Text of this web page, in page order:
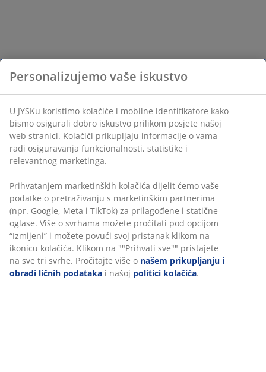
Personalizujemo vaše iskustvo
U JYSKu koristimo kolačiće i mobilne identifikatore kako
bismo osigurali dobro iskustvo prilikom posjete našoj
web stranici. Kolačići prikupljaju informacije o vama
radi osiguravanja funkcionalnosti, statistike i
relevantnog marketinga.
Prihvatanjem marketinških kolačića dijelit ćemo vaše
podatke o pretraživanju s marketinškim partnerima
(npr. Google, Meta i TikTok) za prilagođene i statične
oglase. Više o svrhama možete pročitati pod opcijom
“Izmijeni” i možete povući svoj pristanak klikom na
ikonicu kolačića. Klikom na ""Prihvati sve"" pristajete
na sve tri svrhe. Pročitajte više o našem prikupljanju i
obradi ličnih podataka i našoj politici kolačića.